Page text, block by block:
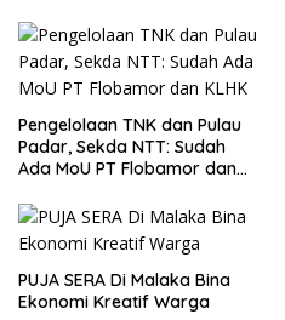
Pengelolaan TNK dan Pulau
Padar, Sekda NTT: Sudah
Ada MoU PT Flobamor dan
PUJA SERA Di Malaka Bina
Ekonomi Kreatif Warga